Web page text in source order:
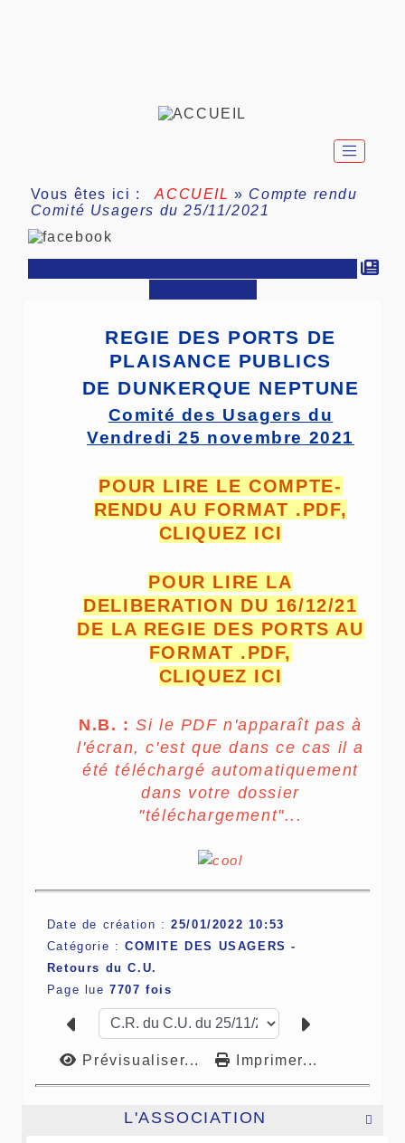
Vous êtes ici : ACCUEIL» Compte rendu
Comité Usagers du 25/11/2021

L'ASSOCIATION
REGIE DES PORTS DE
PLAISANCE PUBLICS
DE DUNKERQUE NEPTUNE
Comité des Usagers du
Vendredi 25 novembre 2021
POUR LIRE LE COMPTE-
RENDU AU FORMAT .PDF,
CLIQUEZ ICI
POUR LIRE LA
DELIBERATION DU 16/12/21
DE LA REGIE DES PORTS AU
FORMAT .PDF,
CLIQUEZ ICI
N.B. :Si le PDF n'apparaît pas à
l'écran, c'est que dans ce cas il a
été téléchargé automatiquement
dans votre dossier
"téléchargement"...
Date de création :25/01/2022 10:53
Catégorie : COMITE DES USAGERS -
Retours du C.U.
Page lue7707 fois
Prévisualiser... Imprimer...